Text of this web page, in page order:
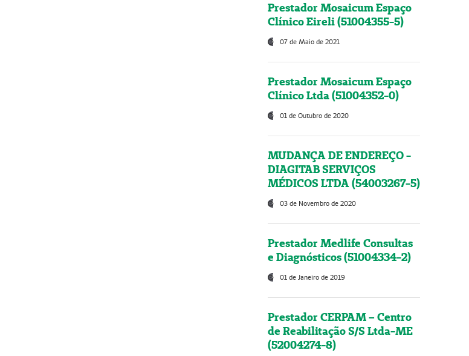
Prestador Mosaicum Espaço
Clínico Eireli (51004355-5)
07 de Maio de 2021
Prestador Mosaicum Espaço
Clínico Ltda (51004352-0)
01 de Outubro de 2020
MUDANÇA DE ENDEREÇO -
DIAGITAB SERVIÇOS
MÉDICOS LTDA (54003267-5)
03 de Novembro de 2020
Prestador Medlife Consultas
e Diagnósticos (51004334-2)
01 de Janeiro de 2019
Prestador CERPAM – Centro
de Reabilitação S/S Ltda-ME
(52004274-8)